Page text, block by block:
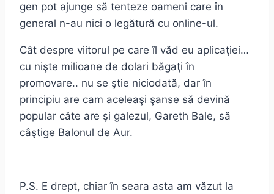
gen pot ajunge să tenteze oameni care în
general n-au nici o legătură cu online-ul.
Cât despre viitorul pe care îl văd eu aplicaţiei…
cu nişte milioane de dolari băgaţi în
promovare.. nu se ştie niciodată, dar în
principiu are cam aceleaşi şanse să devină
popular câte are şi galezul, Gareth Bale, să
câştige Balonul de Aur.
P.S. E drept, chiar în seara asta am văzut la